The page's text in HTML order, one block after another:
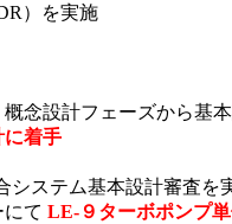
）を実施
念設計フェーズから
に着手
システム基本設計審査
て LE-９ターボポンプ